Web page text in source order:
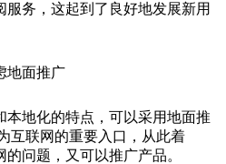
服务，这起到了良好地发展新用
地面推广
本地化的特点，可以采用地面推
互联网的重要入口，从此着
问题，又可以推广产品。